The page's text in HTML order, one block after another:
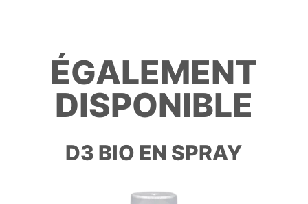
ÉGALEMENT
DISPONIBLE
D3 BIO EN SPRAY